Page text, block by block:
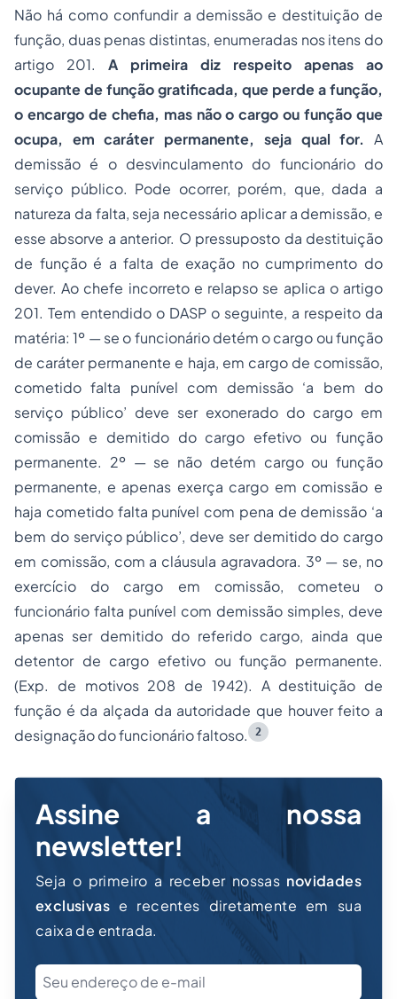
Não há como confundir a demissão e destituição de
função, duas penas distintas, enumeradas nos itens do
artigo 201. A primeira diz respeito apenas ao
ocupante de função gratificada, que perde a função,
o encargo de chefia, mas não o cargo ou função que
ocupa, em caráter permanente, seja qual for.
A
demissão é o desvinculamento do funcionário do
serviço público. Pode ocorrer, porém, que, dada a
natureza da falta, seja necessário aplicar a demissão, e
esse absorve a anterior. O pressuposto da destituição
de função é a falta de exação no cumprimento do
dever. Ao chefe incorreto e relapso se aplica o artigo
201. Tem entendido o DASP o seguinte, a respeito da
matéria: 1º — se o funcionário detém o cargo ou função
de caráter permanente e haja, em cargo de comissão,
cometido falta punível com demissão ‘a bem do
serviço público’ deve ser exonerado do cargo em
comissão e demitido do cargo efetivo ou função
permanente. 2º — se não detém cargo ou função
permanente, e apenas exerça cargo em comissão e
haja cometido falta punível com pena de demissão ‘a
bem do serviço público’, deve ser demitido do cargo
em comissão, com a cláusula agravadora. 3º — se, no
exercício do cargo em comissão, cometeu o
funcionário falta punível com demissão simples, deve
apenas ser demitido do referido cargo, ainda que
detentor de cargo efetivo ou função permanente.
(Exp. de motivos 208 de 1942). A destituição de
função é da alçada da autoridade que houver feito a
designação do funcionário faltoso.
2
Assine a nossa
newsletter!
Seja o primeiro a receber nossas novidades
exclusivas e recentes diretamente em sua
caixa de entrada.